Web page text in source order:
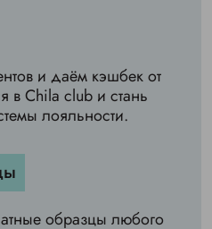
и даём кэшбек от
в Chila club и стань
лояльности.
образцы любого